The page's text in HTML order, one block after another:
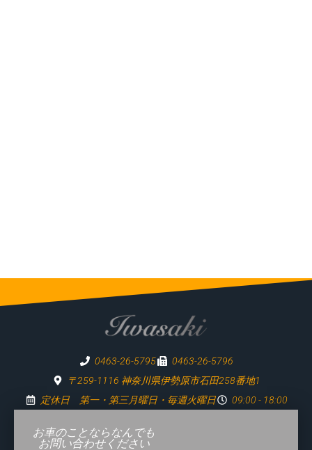
0463-26-5795
0463-26-5796
〒259-1116 神奈川県伊勢原市石田258番地1
定休日 第一・第三月曜日・毎週火曜日
09:00 - 18:00
お車のことならなんでも
お問い合わせください